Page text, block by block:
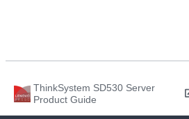
ThinkSystem SD530 Server
Product Guide